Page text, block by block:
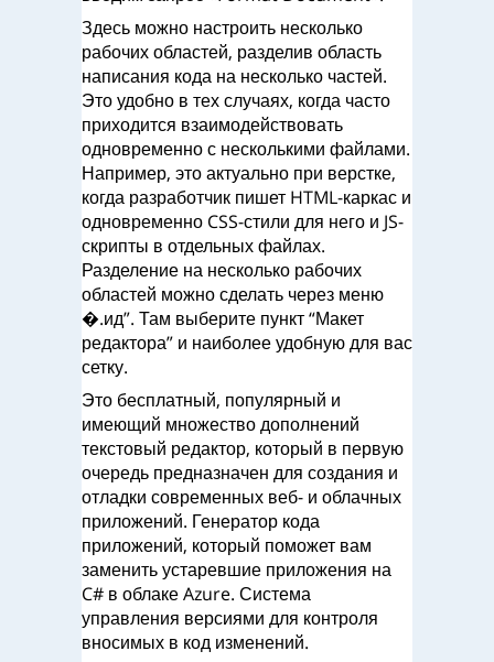
Здесь можно настроить несколько
рабочих областей, разделив область
написания кода на несколько частей.
Это удобно в тех случаях, когда часто
приходится взаимодействовать
одновременно с несколькими файлами.
Например, это актуально при верстке,
когда разработчик пишет HTML-каркас и
одновременно CSS-стили для него и JS-
скрипты в отдельных файлах.
Разделение на несколько рабочих
областей можно сделать через меню
�.ид”. Там выберите пункт “Макет
редактора” и наиболее удобную для вас
сетку.
Это бесплатный, популярный и
имеющий множество дополнений
текстовый редактор, который в первую
очередь предназначен для создания и
отладки современных веб- и облачных
приложений. Генератор кода
приложений, который поможет вам
заменить устаревшие приложения на
C# в облаке Azure. Система
управления версиями для контроля
вносимых в код изменений.